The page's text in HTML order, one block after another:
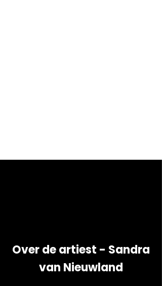
Over de artiest - Sandra
van Nieuwland